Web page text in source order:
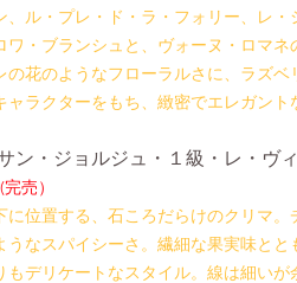
、ル・プレ・ド・ラ・フォリー、レ
ワ・ブランシュと、ヴォーヌ・ロマ
の花のようなフローラルさに、ラズ
ャラクターをもち、緻密でエレガント
ン・ジョルジュ・１級・レ・ヴ
(完売）
に位置する、石ころだらけのクリマ
うなスパイシーさ。繊細な果実味とと
もデリケートなスタイル。線は細いが